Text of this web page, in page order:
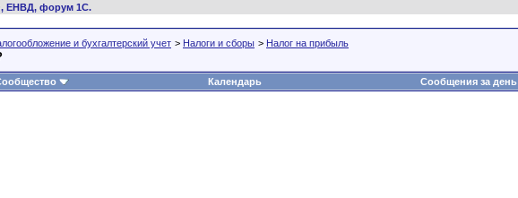
ЕНВД, форум 1С.
и бухгалтерский учет > Налоги и сборы > Налог на прибыль
Календарь Сообщения за день